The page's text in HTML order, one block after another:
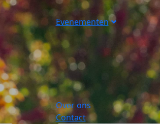
Evenementen
Over ons
Contact